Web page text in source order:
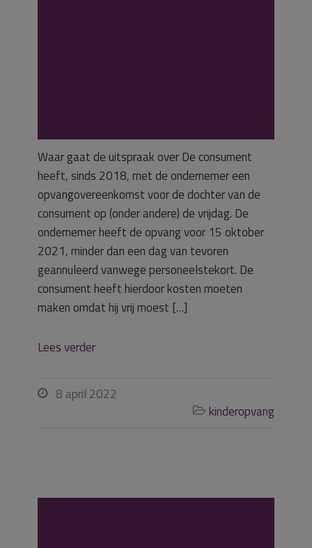
Waar gaat de uitspraak over De consument
heeft, sinds 2018, met de ondernemer een
opvangovereenkomst voor de dochter van de
consument op (onder andere) de vrijdag. De
ondernemer heeft de opvang voor 15 oktober
2021, minder dan een dag van tevoren
geannuleerd vanwege personeelstekort. De
consument heeft hierdoor kosten moeten
maken omdat hij vrij moest […]
Lees verder
 8 april 2022
 kinderopvang